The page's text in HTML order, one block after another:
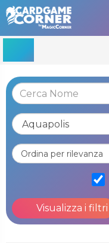
Visualizza i filtri